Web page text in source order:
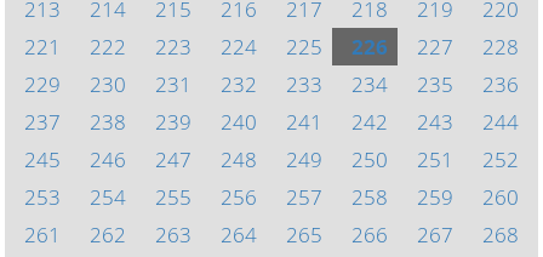
213
214 215 216 217 218 219
220
221
222 223 224 225 226 227
228
229
230 231 232 233 234 235
236
237
238 239 240 241 242 243
244
245
246 247 248 249 250 251
252
253
254 255 256 257 258 259
260
261
262 263 264 265 266 267
268